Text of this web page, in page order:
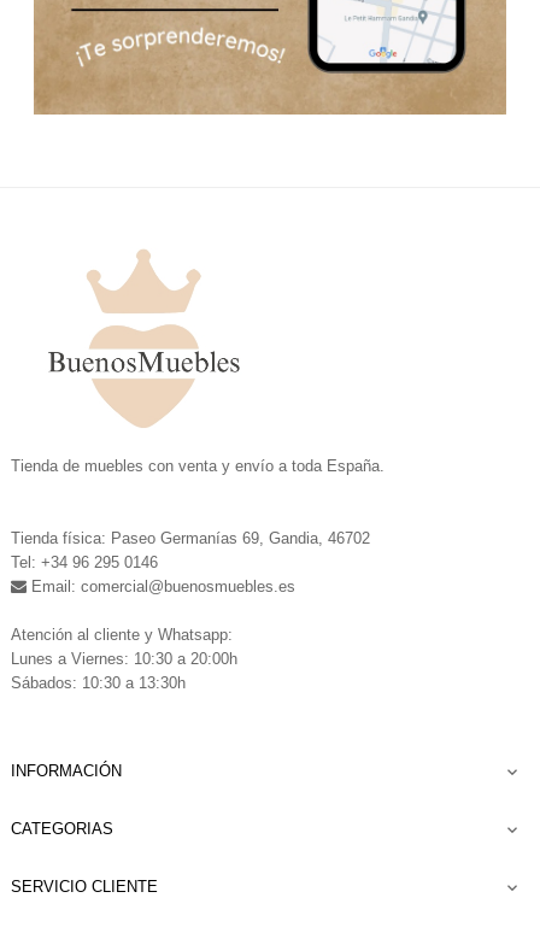
Tienda de muebles con venta y envío a toda España.
Tienda física: Paseo Germanías 69, Gandia, 46702
Tel: +34 96 295 0146
Email: comercial @buenosmuebles.es
Atención al cliente y Whatsapp:
Lunes a Viernes: 10:30 a 20:00h
Sábados: 10:30 a 13:30h
INFORMACIÓN 
CATEGORIAS 
SERVICIO CLIENTE 